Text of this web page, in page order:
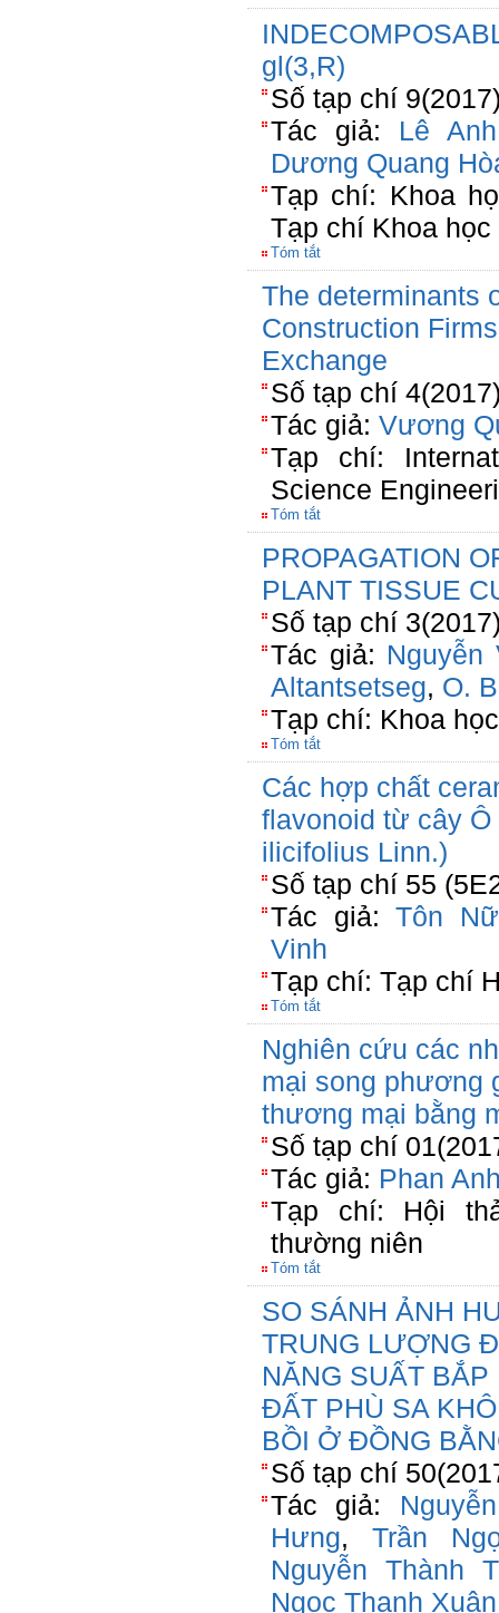
gl(3,R)
Số tạp chí
Tác giả: Lê
Dương Quang
Tạp chí: Khoa
Tạp chí Khoa
Tóm tắt
The determinants
Construction
Exchange
Số tạp chí
Tác giả: Vương
Tạp chí:
Science
Tóm tắt
PROPAGATION
PLANT TISSUE
Số tạp chí
Tác giả: Nguyễn
Altantsetseg, O.
Tạp chí: Khoa
Tóm tắt
Các hợp chất
flavonoid từ cây
ilicifolius Linn.)
Số tạp chí 55
Tác giả:Tôn
Vinh
Tạp chí: Tạp chí
Tóm tắt
Nghiên cứu các
mại song phương
thương mại bằng
Số tạp chí
Tác giả: Phan
Tạp chí: Hội
thường niên
Tóm tắt
SO SÁNH ẢNH
TRUNG LƯỢNG
NĂNG SUẤT
ĐẤT PHÙ SA
BỒI Ở ĐỒNG
Số tạp chí
Tác giả:
Hưng,Trần
Nguyễn Thành
Ngọc Thanh Xuân